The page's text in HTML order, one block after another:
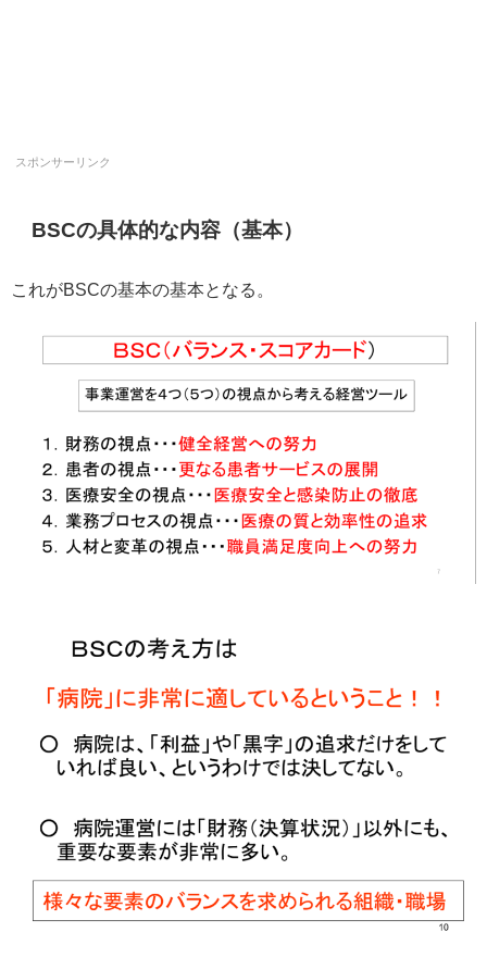
スポンサーリンク
BSCの具体的な内容（基本）
これがBSCの基本の基本となる。